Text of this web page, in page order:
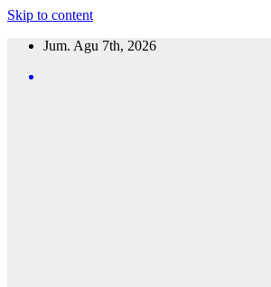
Skip to content
Jum. Agu 7th, 2026